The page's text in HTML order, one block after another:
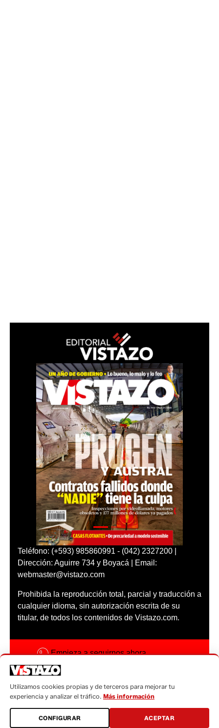
Teléfono: (+593) 985860991 - (042) 2327200 |
Dirección: Aguirre 734 y Boyacá | Email:
webmaster@vistazo.com
Prohibida la reproducción total, parcial y traducción a
cualquier idioma, sin autorización escrita de su
titular, de todos los contenidos de Vistazo.com.
Empieza a seguirnos ahora
Código ética
Sugerencias a:
sugerencias@vistazo.com
Utilizamos cookies propias y de terceros para mejorar tu
experiencia y analizar el tráfico. Más información
CONFIGURAR ACEPTAR